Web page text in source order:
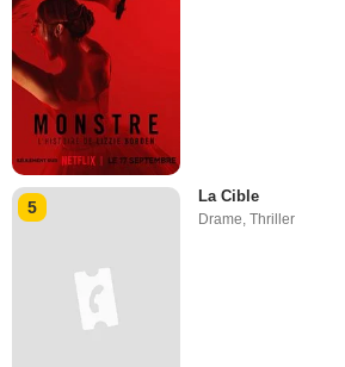
5
La Cible
Drame ,Thriller